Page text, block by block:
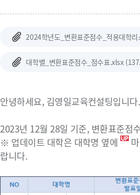
2024학년도_변환표준점수_적용대학
대학별_변환표준점수_점수표.xlsx
안녕하세요, 김영일교육컨설팅입니다.
2023년 12월 28일 기준, 변환표준점
※ 업데이트 대학은 대학명 옆에
마
랍니다.